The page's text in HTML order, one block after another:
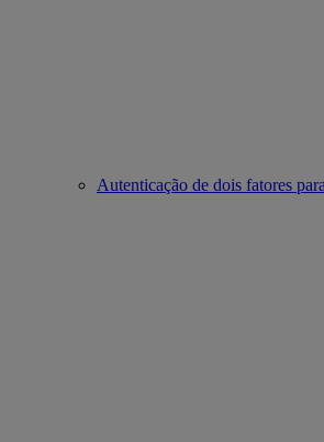
Autenticação de dois fatores